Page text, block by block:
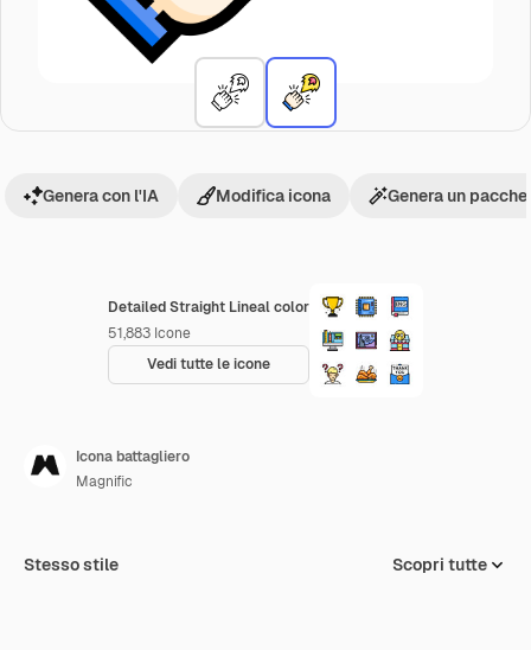
Detailed Straight Lineal color
51,883 Icone
Vedi tutte le icone
Genera con l'IA Modifica icona Genera un
Icona battagliero
Magnific
Stesso stile Scopri tutte